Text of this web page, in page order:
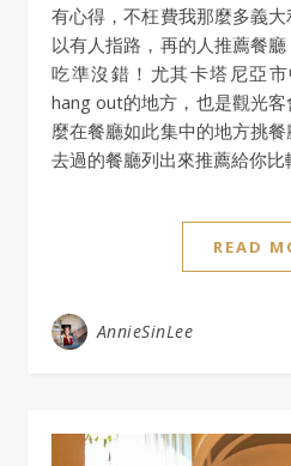
有心得，不枉費我那麼多義
以有人指路，再的人推薦餐
吃準沒錯！尤其卡塔尼亞
hang out的地方，也是觀光
麼在餐廳如此集中的地方挑
去過的餐廳列出來推薦給你比
READ
AnnieSinLee